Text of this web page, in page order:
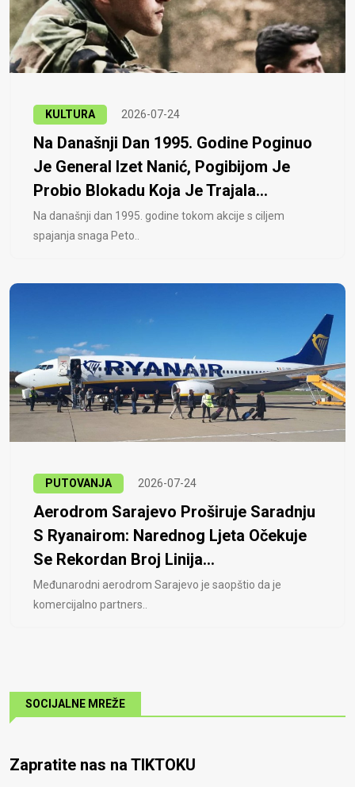
KULTURA 2026-07-24
Na Današnji Dan 1995. Godine Poginuo
Je General Izet Nanić, Pogibijom Je
Probio Blokadu Koja Je Trajala...
Na današnji dan 1995. godine tokom akcije s ciljem
spajanja snaga Peto..
PUTOVANJA 2026-07-24
Aerodrom Sarajevo Proširuje Saradnju
S Ryanairom: Narednog Ljeta Očekuje
Se Rekordan Broj Linija...
Međunarodni aerodrom Sarajevo je saopštio da je
komercijalno partners..
SOCIJALNE MREŽE
Zapratite nas na TIKTOKU